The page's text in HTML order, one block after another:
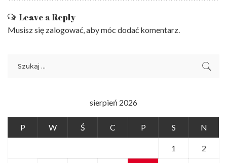
Leave a Reply
Musisz się zalogować , aby móc dodać komentarz.
sierpień 2026
P W Ś C P S N
1 2